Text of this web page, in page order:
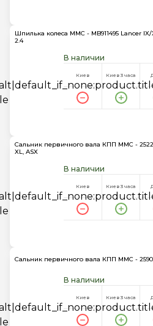
Шпилька колеса MMC - MB911495 Lancer
2.4
В наличии
Киев Киев 3 часа
Сальник первичного вала КПП MMC -
XL, ASX
В наличии
Киев Киев 3 часа
Сальник первичного вала КПП MMC -
В наличии
Киев Киев 3 часа